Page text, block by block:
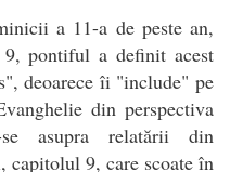
a 11-a de peste an,
pontiful a definit acest
deoarece îi "include" pe
din perspectiva
asupra relatării din
capitolul 9, care scoate în